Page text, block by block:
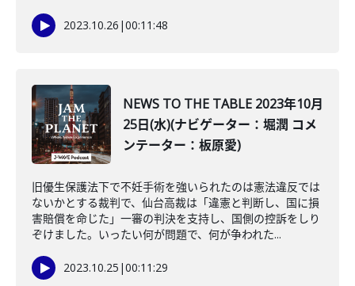
2023.10.26 |00:11:48
NEWS TO THE TABLE 2023年10月
25日(水)(ナビゲーター：堀潤 コメ
ンテーター：板原愛)
旧優生保護法下で不妊手術を強いられたのは憲法違反では
ないかとする裁判で、仙台高裁は「違憲と判断し、国に損
害賠償を命じた」一審の判決を支持し、国側の控訴をしり
ぞけました。いったい何が問題で、何が争われた...
2023.10.25 |00:11:29